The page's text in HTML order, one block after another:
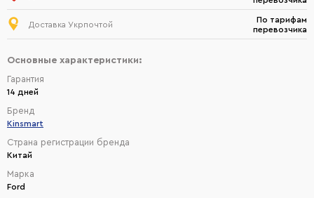
Доставка Укрпочтой
По тарифам
перевозчика
Основные характеристики:
Гарантия
14 дней
Бренд
Kinsmart
Страна регистрации бренда
Китай
Марка
Ford